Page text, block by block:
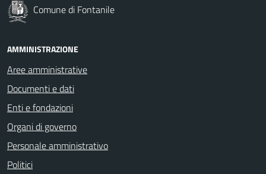
Comune di Fontanile
AMMINISTRAZIONE
Aree amministrative
Documenti e dati
Enti e fondazioni
Organi di governo
Personale amministrativo
Politici